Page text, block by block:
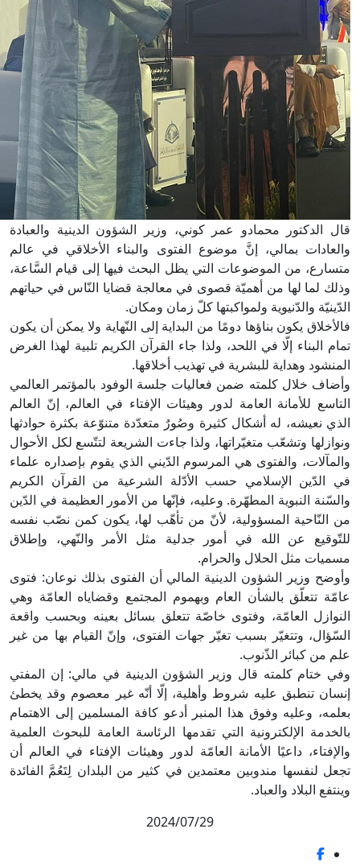
الدكتور محمادو عمر كوني، وزير الشؤون الدينية والعبادة
بمالي، إنَّ موضوع الفتوى والبناء الأخلاقي في عالم
من الموضوعات التي يظل البحث فيها إلى قيام السَّاعة،
لما لها من أهميّة قصوى في معالجة قضايا النّاس في حياتهم
والدّنيوية ولمواكبتها كلّ زمان ومكان.
يكون بناؤها دومًا من البداية إلى النّهاية ولا يمكن أن يكون
البناء إلّا في اللحد، ولذا جاء القرآن الكريم تلبية لهذا الغرض
وهداية للبشرية في تهذيب أخلاقها.
خلال كلمته ضمن فعاليات جلسة الوفود بالمؤتمر العالمي
للأمانة العامة لدور وهيئات الإفتاء في العالم، إنّ العالم
نعيشه، له أشكال كثيرة وصُورٌ متعدّدة متنوّعة بكثرة حوادثها
وتشعّب متغيّراتها، ولذا جاءت الشريعة لتتّسع لكل الأحوال
والفتوى هي المرسوم الدّيني الذي يقوم بإصداره علماء
الدّين الإسلامي حسب الأدّلة الشرعية من القرآن الكريم
النبوية المطهّرة. وعليه، فإنّها من الأمور العظيمة في الدّين
النّاحية المسؤولية، لأنّ من تأهّب لها، يكون كمن نصّب نفسه
عن الله في أمور جدلية مثل الأمر والنّهي، وإطلاق
مثل الحلال والحرام.
وزير الشؤون الدينية المالي أن الفتوى بذلك نوعان: فتوى
تتعلّق بالشأن العام وبهموم المجتمع وقضاياه العامّة وهي
العامّة، وفتوى خاصّة تتعلق بسائل بعينه وبحسب واقعة
وتتغيّر بسبب تغيّر جهات الفتوى، وإنّ القيام بها من غير
من كبائر الذّنوب.
ختام كلمته قال وزير الشؤون الدينية في مالي: إن المفتي
تنطبق عليه شروط وأهلية، إلّا أنّه غير معصوم وقد يخطئ
وعليه وفوق هذا المنبر أدعو كافة المسلمين إلى الاهتمام
الإلكترونية التي تقدمها الرئاسة العامة للبحوث العلمية
داعيًا الأمانة العامّة لدور وهيئات الإفتاء في العالم أن
لنفسها مندوبين معتمدين في كثير من البلدان لِتَعُمَّ الفائدة
البلاد والعباد.
2024/07/29